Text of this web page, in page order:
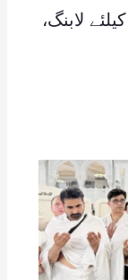
لابنگ،